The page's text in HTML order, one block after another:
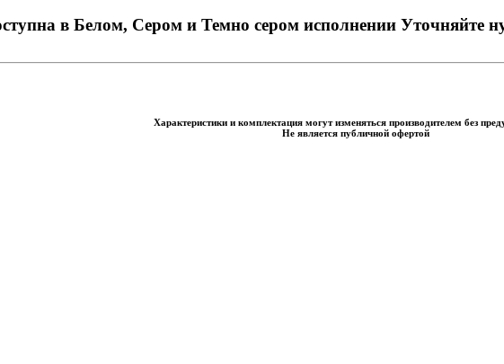
в Белом, Сером и Темно сером исполнении Уточняйте
Характеристики и комплектация могут изменяться производителем без
Не является публичной офертой